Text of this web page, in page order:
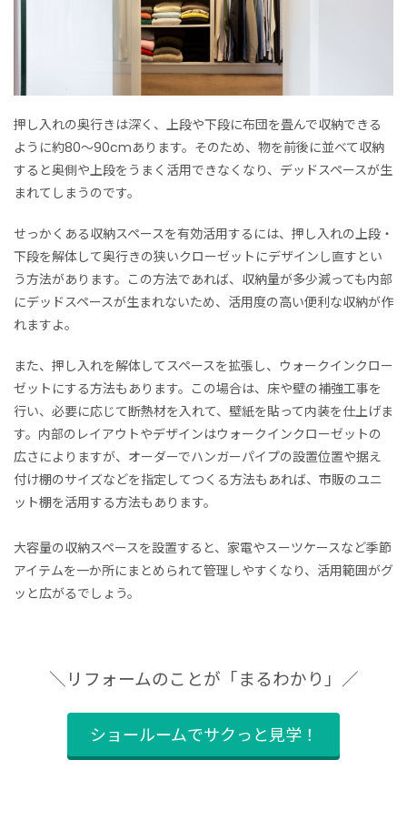
押し入れの奥行きは深く、上段や下段に布団を畳んで収納できる
ように約80～90cmあります。そのため、物を前後に並べて収納
すると奥側や上段をうまく活用できなくなり、デッドスペースが生
まれてしまうのです。
せっかくある収納スペースを有効活用するには、押し入れの上段・
下段を解体して奥行きの狭いクローゼットにデザインし直すとい
う方法があります。この方法であれば、収納量が多少減っても内部
にデッドスペースが生まれないため、活用度の高い便利な収納が作
れますよ。
また、押し入れを解体してスペースを拡張し、ウォークインクロー
ゼットにする方法もあります。この場合は、床や壁の補強工事を
行い、必要に応じて断熱材を入れて、壁紙を貼って内装を仕上げま
す。内部のレイアウトやデザインはウォークインクローゼットの
広さによりますが、オーダーでハンガーパイプの設置位置や据え
付け棚のサイズなどを指定してつくる方法もあれば、市販のユニ
ット棚を活用する方法もあります。
大容量の収納スペースを設置すると、家電やスーツケースなど季節
アイテムを一か所にまとめられて管理しやすくなり、活用範囲がグ
ッと広がるでしょう。
＼リフォームのことが「まるわかり」／
ショールームでサクっと見学！